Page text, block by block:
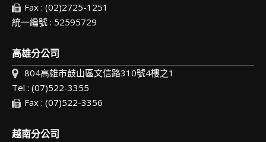
Fax : (02)2725-1251
統一編號 : 52595729
高雄分公司
804高雄市鼓山區文信路310號4樓之1
Tel : (07)522-3355
Fax : (07)522-3356
越南分公司